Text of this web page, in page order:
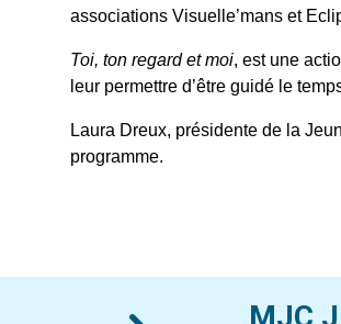
associations Visuelle’mans et
Toi, ton regard et moi, est une
leur permettre d’être guidé le
Laura Dreux, présidente de la
programme.